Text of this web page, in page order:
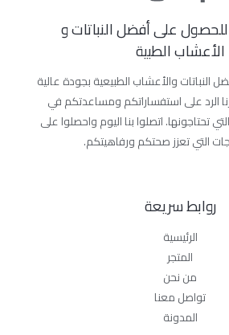
على أفضل النباتات و
الأعشاب الطبية
النباتات والأعشاب الطبيعية بجودة عالية
الرد على استفساراتكم ومساعدتكم في
تحتاجونها. اتصلوا بنا اليوم واحصلوا على
التي تعزز صحتكم ورفاهيتكم.
روابط سريعة
الرئيسية
المتجر
من نحن
تواصل معنا
المدونة